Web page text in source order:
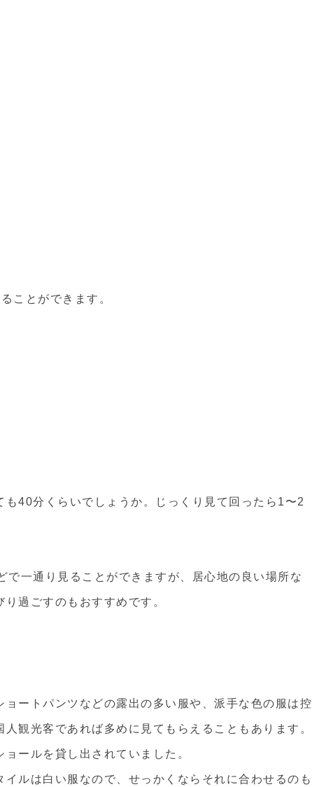
ことができます。
も40分くらいでしょうか。じっくり見て回ったら1〜2
で一通り見ることができますが、居心地の良い場所な
過ごすのもおすすめです。
ョートパンツなどの露出の多い服や、派手な色の服は控
人観光客であれば多めに見てもらえることもあります。
ールを貸し出されていました。
ルは白い服なので、せっかくならそれに合わせるのも